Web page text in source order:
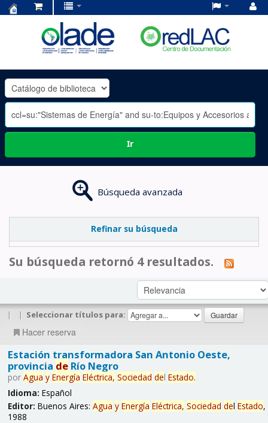
OLADE
-
Ir
Búsqueda avanzada
Refinar su búsqueda
Su búsqueda retornó 4 resultados.
| | Seleccionar títulos para:
Hacer reserva
Estación transformadora San Antonio Oeste,
provincia deRío Negro
por Agua y Energía Eléctrica, Sociedad del Estado.
Idioma: Español
Editor: Buenos Aires: Agua y Energía Eléctrica, Sociedad del Estado,
1988